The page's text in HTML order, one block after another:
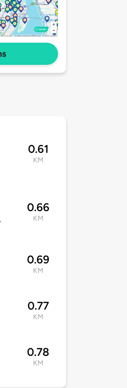
0.61
KM
0.66
KM
0.69
KM
0.77
KM
0.78
KM